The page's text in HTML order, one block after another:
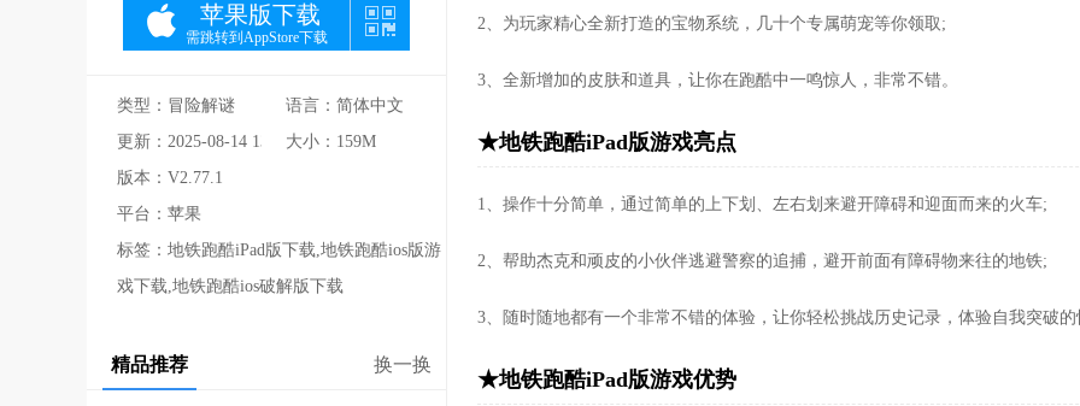
苹果版下载
需跳转到AppStore下载
类型：冒险解谜
语言：简体中文
更新：2025-08-14 13:33:56大小：159M
版本：V2.77.1
平台：苹果
标签：地铁跑酷iPad版下载,地铁跑酷ios版游
戏下载,地铁跑酷ios破解版下载
精品推荐 换一换
2、为玩家精心全新打造的宝物系统，几十个专属萌宠等你领取;
3、全新增加的皮肤和道具，让你在跑酷中一鸣惊人，非常不错。
★地铁跑酷iPad版游戏亮点
1、操作十分简单，通过简单的上下划、左右划来避开障碍和迎面而来的火车;
2、帮助杰克和顽皮的小伙伴逃避警察的追捕，避开前面有障碍物来往的地铁;
3、随时随地都有一个非常不错的体验，让你轻松挑战历史记录，体验自我突破
★地铁跑酷iPad版游戏优势